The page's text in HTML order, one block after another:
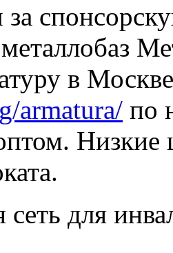
за
в
armatura/ по
Низкие
сеть для